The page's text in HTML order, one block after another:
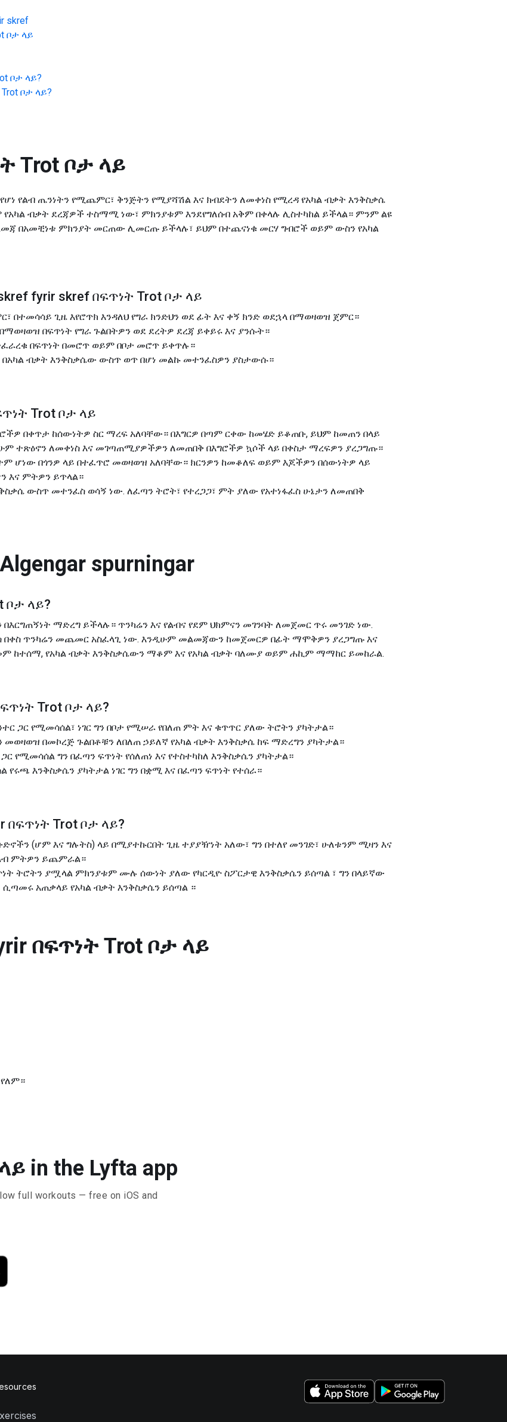
skref
ቦታ ላይ
ቦታ ላይ?
ቦታ ላይ?
Trot ቦታ ላይ
የልብ ጤንነትን የሚጨምር፣ ቅንጅትን የሚያሻሽል እና ክብደትን ለመቀነስ የሚረዳ የአካል ብቃት እንቅስቃሴ
ብቃት ደረጃዎች ተስማሚ ነው፣ ምክንያቱም እንደየግለሰብ አቅም በቀላሉ ሊስተካከል ይችላል። ምንም ልዩ
በአመቺነቱ ምክንያት መርጠው ሊመርጡ ይችላሉ፣ ይህም በተጨናነቁ መርሃ ግብሮች ወይም ውስን የአካል
fyrir skref በፍጥነት Trot ቦታ ላይ
በተመሳሳይ ጊዜ እየሮጥክ እንዳለህ የግራ ክንድህን ወደ ፊት እና ቀኝ ክንድ ወደኋላ በማወዛወዝ ጀምር።
በፍጥነት የግራ ጉልበትዎን ወደ ደረትዎ ደረጃ ይቀይሩ እና ያንሱት።
በፍጥነት በመሮጥ ወይም በቦታ መሮጥ ይቀጥሉ።
በአካል ብቃት እንቅስቃሴው ውስጥ ወጥ በሆነ መልኩ መተንፈስዎን ያስታውሱ።
Trot ቦታ ላይ
በቀጥታ ከሰውነትዎ ስር ማረፍ አለባቸው። በእግርዎ በጣም ርቀው ከመሄድ ይቆጠቡ, ይህም ከመጠን በላይ
ተጽዕኖን ለመቀነስ እና መገጣጠሚያዎችዎን ለመጠበቅ በእግሮችዎ ኳሶች ላይ በቀስታ ማረፍዎን ያረጋግጡ።
ሆነው በጎንዎ ላይ በተፈጥሮ መወዛወዝ አለባቸው። ክርንዎን ከመቆለፍ ወይም እጆችዎን በሰውነትዎ ላይ
እና ምትዎን ይጥላል።
ውስጥ መተንፈስ ወሳኝ ነው. ለፈጣን ትሮት፣ የተረጋጋ፣ ምት ያለው የአተነፋፈስ ሁኔታን ለመጠበቅ
Algengar spurningar
ቦታ ላይ?
ማድረግ ይችላሉ። ጥንካሬን እና የልብና የደም ህክምናን መገንባት ለመጀመር ጥሩ መንገድ ነው.
በቀስ ጥንካሬን መጨመር አስፈላጊ ነው. እንዲሁም መልመጃውን ከመጀመርዎ በፊት ማሞቅዎን ያረጋግጡ እና
ከተሰማ, የአካል ብቃት እንቅስቃሴውን ማቆም እና የአካል ብቃት ባለሙያ ወይም ሐኪም ማማከር ይመከራል.
Trot ቦታ ላይ?
ጋር የሚመሳሰል፣ ነገር ግን በቦታ የሚሠራ የበለጠ ምት እና ቁጥጥር ያለው ትሮትን ያካትታል።
መወዛወዝ በመኮረጅ ጉልበቶቹን ለበለጠ ኃይለኛ የአካል ብቃት እንቅስቃሴ ከፍ ማድረግን ያካትታል።
የሚመሳሰል ግን በፈጣን ፍጥነት የሰለጠነ እና የተስተካከለ እንቅስቃሴን ያካትታል።
የሩጫ እንቅስቃሴን ያካትታል ነገር ግን በቋሚ እና በፈጣን ፍጥነት የተሰራ።
በፍጥነት Trot ቦታ ላይ?
(ሆም እና ግሉትስ) ላይ በሚያተኩርበት ጊዜ ተያያዥነት አለው፣ ግን በተለየ መንገድ፣ ሁለቱንም ሚዛን እና
ምትዎን ይጨምራል።
ትሮትን ያሟላል ምክንያቱም ሙሉ ሰውነት ያለው የካርዲዮ ስፖርታዊ እንቅስቃሴን ይሰጣል ፣ ግን በላይኛው
አጠቃላይ የአካል ብቃት እንቅስቃሴን ይሰጣል ።
በፍጥነት Trot ቦታ ላይ
in the Lyfta app
full workouts — free on iOS and